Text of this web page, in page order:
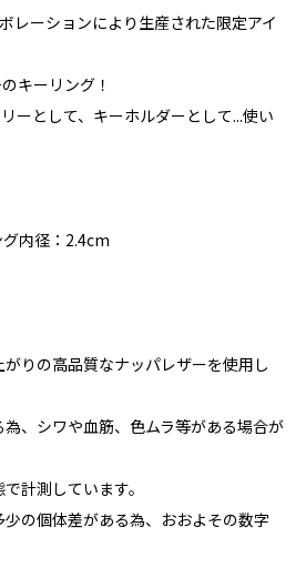
レーションにより生産された限定アイ
キーリング！
ーとして、キーホルダーとして...使い
内径：2.4cm
りの高品質なナッパレザーを使用し
、シワや血筋、色ムラ等がある場合が
計測しています。
の個体差がある為、おおよその数字